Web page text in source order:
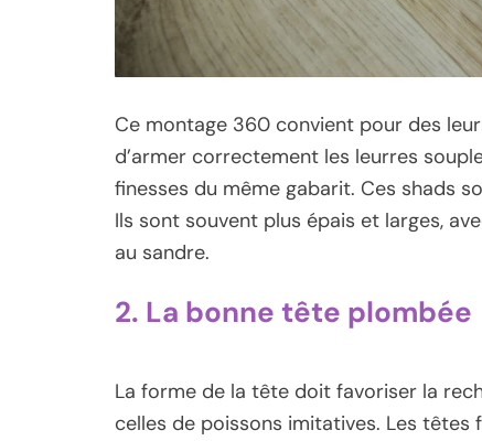
Ce montage 360 convient pour des
d’armer correctement les leurres
finesses du même gabarit. Ces shads
Ils sont souvent plus épais et larges,
au sandre.
2. La bonne tête plombée
La forme de la tête doit favoriser la
celles de poissons imitatives. Les